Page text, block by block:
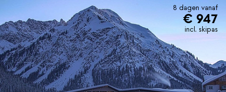
8 dagen vanaf
€ 947
incl. skipas